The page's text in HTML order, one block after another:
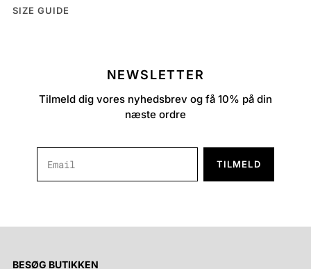
SIZE GUIDE
NEWSLETTER
Tilmeld dig vores nyhedsbrev og få 10% på din
næste ordre
TILMELD
BESØG BUTIKKEN